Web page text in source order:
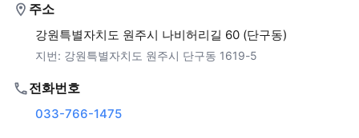
주소
강원특별자치도 원주시 나비허리길 60 (단구동)
지번: 강원특별자치도 원주시 단구동 1619-5
전화번호
033-766-1475